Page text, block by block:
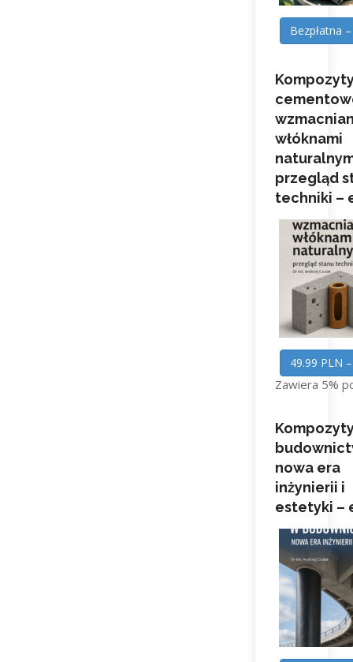
Bezpłatna
włóknami
przegląd
techniki –
49.99 PLN
Zawiera 5%
nowa era
inżynierii i
estetyki –